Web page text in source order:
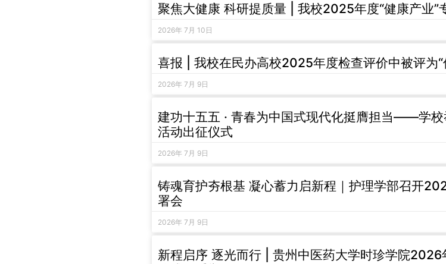
聚焦大健康 科研提质量 | 我校2025年度“健康产业
2026年 7月 10日
喜报 | 我校在民办高校2025年度检查评价中被评为“
2026年 7月 9日
建功十五五 · 青春为中国式现代化挺膺担当——学
活动出征仪式
2026年 7月 9日
铸魂育护夯根基 凝心蓄力启新程｜护理学部召开
署会
2026年 7月 9日
新程启序 逐光而行 | 贵州中医药大学时珍学院